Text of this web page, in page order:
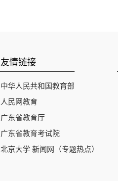
友情链接
中华人民共和国教育部
人民网教育
广东省教育厅
广东省教育考试院
北京大学 新闻网（专题热点）